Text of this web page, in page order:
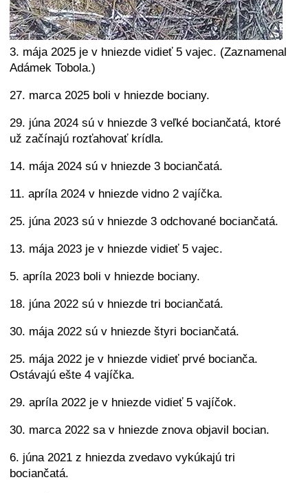
3. mája 2025 je v hniezde vidieť 5 vajec. (Zaznamenal
Adámek Tobola.)
27. marca 2025 boli v hniezde bociany.
29. júna 2024 sú v hniezde 3 veľké bociančatá, ktoré
už začínajú rozťahovať krídla.
14. mája 2024 sú v hniezde 3 bociančatá.
11. apríla 2024 v hniezde vidno 2 vajíčka.
25. júna 2023 sú v hniezde 3 odchované bociančatá.
13. mája 2023 je v hniezde vidieť 5 vajec.
5. apríla 2023 boli v hniezde bociany.
18. júna 2022 sú v hniezde tri bociančatá.
30. mája 2022 sú v hniezde štyri bociančatá.
25. mája 2022 je v hniezde vidieť prvé bocianča.
Ostávajú ešte 4 vajíčka.
29. apríla 2022 je v hniezde vidieť 5 vajíčok.
30. marca 2022 sa v hniezde znova objavil bocian.
6. júna 2021 z hniezda zvedavo vykúkajú tri
bociančatá.